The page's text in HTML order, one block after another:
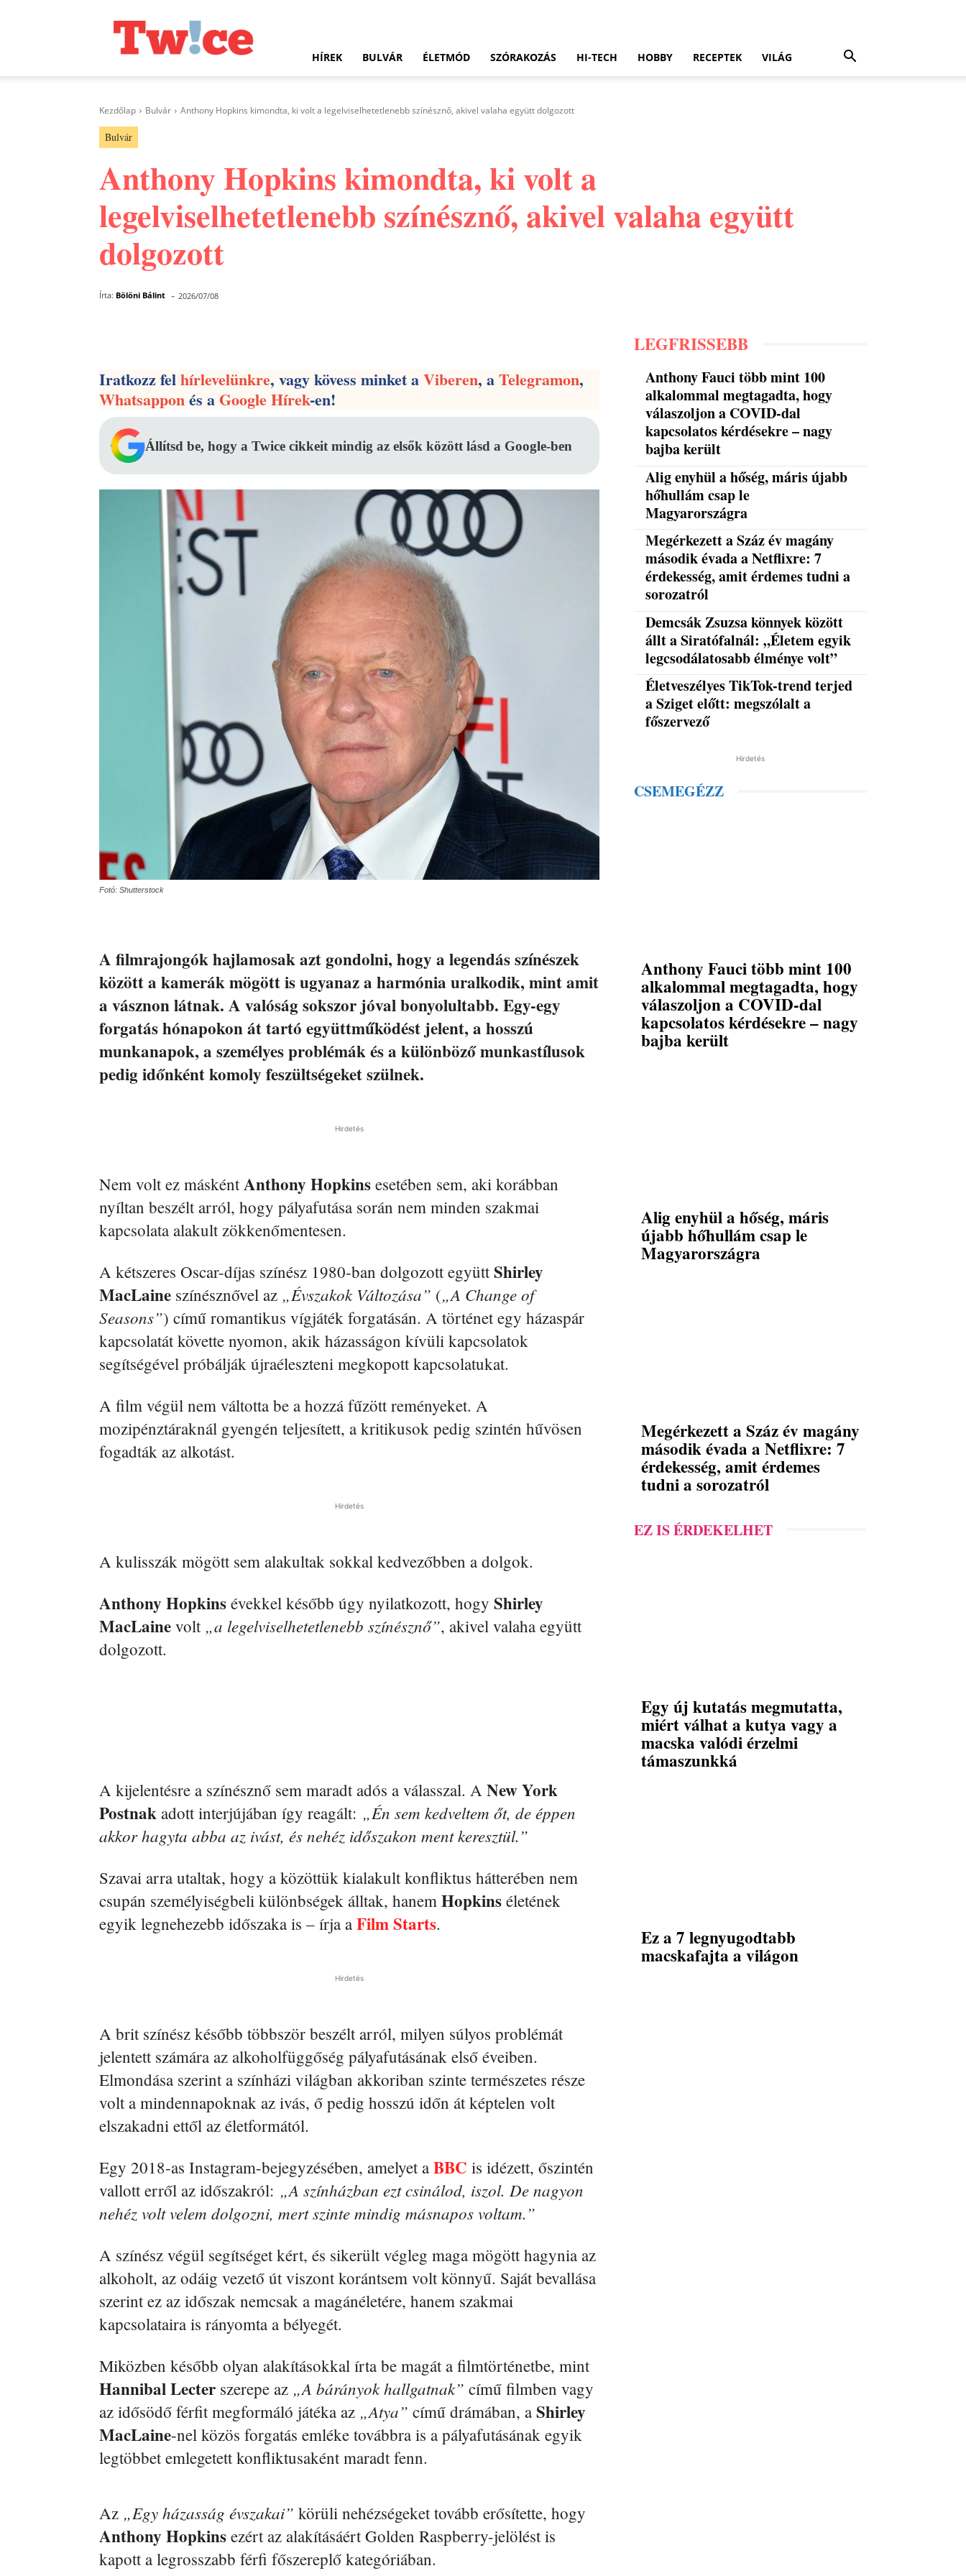
HÍREK BULVÁR ÉLETMÓD SZÓRAKOZÁS HI-TECH HOBBY RECEPTEK VILÁG
Kezdőlap Bulvár Anthony Hopkins kimondta, ki volt a legelviselhetetlenebb színésznő, akivel valaha együtt dolgozott
Bulvár
Anthony Hopkins kimondta, ki volt a
legelviselhetetlenebb színésznő, akivel valaha együtt
dolgozott
Írta: Bölöni Bálint - 2026/07/08
Iratkozz felhírlevelünkre, vagy kövess minket aViberen, aTelegramon,
Whatsapponés aGoogle Hírek-en!
Állítsd be, hogy a Twice cikkeit mindig az elsők között lásd a Google-ben
Fotó: Shutterstock
A filmrajongók hajlamosak azt gondolni, hogy a legendás színészek
között a kamerák mögött is ugyanaz a harmónia uralkodik, mint amit
a vásznon látnak. A valóság sokszor jóval bonyolultabb. Egy-egy
forgatás hónapokon át tartó együttműködést jelent, a hosszú
munkanapok, a személyes problémák és a különböző munkastílusok
pedig időnként komoly feszültségeket szülnek.
Hirdetés
Nem volt ez máskéntAnthony Hopkins esetében sem, aki korábban
nyíltan beszélt arról, hogy pályafutása során nem minden szakmai
kapcsolata alakult zökkenőmentesen.
A kétszeres Oscar-díjas színész 1980-ban dolgozott együttShirley
MacLaine színésznővel az „Évszakok Változása” („A Change of
Seasons”) című romantikus vígjáték forgatásán. A történet egy házaspár
kapcsolatát követte nyomon, akik házasságon kívüli kapcsolatok
segítségével próbálják újraéleszteni megkopott kapcsolatukat.
A film végül nem váltotta be a hozzá fűzött reményeket. A
mozipénztáraknál gyengén teljesített, a kritikusok pedig szintén hűvösen
fogadták az alkotást.
Hirdetés
A kulisszák mögött sem alakultak sokkal kedvezőbben a dolgok.
Anthony Hopkins évekkel később úgy nyilatkozott, hogy Shirley
MacLaine volt „a legelviselhetetlenebb színésznő”, akivel valaha együtt
dolgozott.
A kijelentésre a színésznő sem maradt adós a válasszal. A New York
Postnak adott interjújában így reagált: „Én sem kedveltem őt, de éppen
akkor hagyta abba az ivást, és nehéz időszakon ment keresztül.”
Szavai arra utaltak, hogy a közöttük kialakult konfliktus hátterében nem
csupán személyiségbeli különbségek álltak, hanem Hopkins életének
egyik legnehezebb időszaka is – írja a Film Starts.
Hirdetés
A brit színész később többször beszélt arról, milyen súlyos problémát
jelentett számára az alkoholfüggőség pályafutásának első éveiben.
Elmondása szerint a színházi világban akkoriban szinte természetes része
volt a mindennapoknak az ivás, ő pedig hosszú időn át képtelen volt
elszakadni ettől az életformától.
Egy 2018-as Instagram-bejegyzésében, amelyet a BBC is idézett, őszintén
vallott erről az időszakról: „A színházban ezt csinálod, iszol. De nagyon
nehéz volt velem dolgozni, mert szinte mindig másnapos voltam.”
A színész végül segítséget kért, és sikerült végleg maga mögött hagynia az
alkoholt, az odáig vezető út viszont korántsem volt könnyű. Saját bevallása
szerint ez az időszak nemcsak a magánéletére, hanem szakmai
kapcsolataira is rányomta a bélyegét.
Miközben később olyan alakításokkal írta be magát a filmtörténetbe, mint
Hannibal Lecter szerepe az „A bárányok hallgatnak” című filmben vagy
az idősödő férfit megformáló játéka az „Atya” című drámában, a Shirley
MacLaine-nel közös forgatás emléke továbbra is a pályafutásának egyik
legtöbbet emlegetett konfliktusaként maradt fenn.
Az „Egy házasság évszakai” körüli nehézségeket tovább erősítette, hogy
Anthony Hopkins ezért az alakításáért Golden Raspberry-jelölést is
kapott a legrosszabb férfi főszereplő kategóriában.
LEGFRISSEBB
Anthony Fauci több mint 100
alkalommal megtagadta, hogy
válaszoljon a COVID-dal
kapcsolatos kérdésekre – nagy
bajba került
Alig enyhül a hőség, máris újabb
hőhullám csap le
Magyarországra
Megérkezett a Száz év magány
második évada a Netflixre: 7
érdekesség, amit érdemes tudni a
sorozatról
Demcsák Zsuzsa könnyek között
állt a Siratófalnál: „Életem egyik
legcsodálatosabb élménye volt”
Életveszélyes TikTok-trend terjed
a Sziget előtt: megszólalt a
főszervező
Hirdetés
CSEMEGÉZZ
Anthony Fauci több mint 100
alkalommal megtagadta, hogy
válaszoljon a COVID-dal
kapcsolatos kérdésekre – nagy
bajba került
Alig enyhül a hőség, máris
újabb hőhullám csap le
Magyarországra
Megérkezett a Száz év magány
második évada a Netflixre: 7
érdekesség, amit érdemes
tudni a sorozatról
EZ IS ÉRDEKELHET
Egy új kutatás megmutatta,
miért válhat a kutya vagy a
macska valódi érzelmi
támaszunkká
Ez a 7 legnyugodtabb
macskafajta a világon